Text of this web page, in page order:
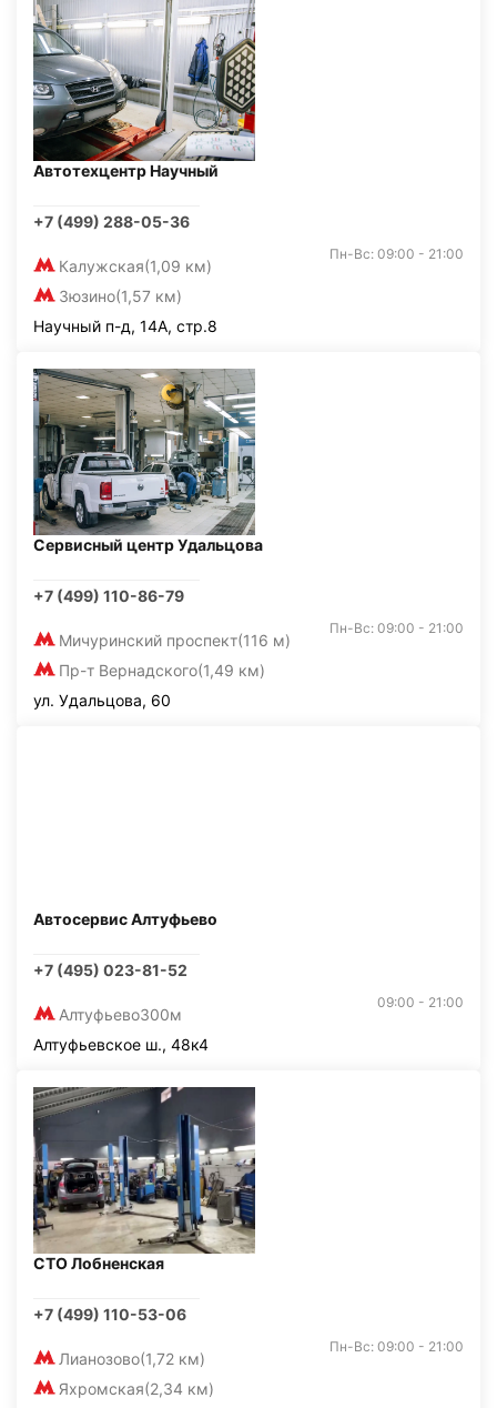
Автотехцентр Научный
+7 (499) 288-05-36
Калужская(1,09 км)
Зюзино(1,57 км)
Пн-Вс: 09:00 - 21:00
Научный п-д, 14А, стр.8
Сервисный центр Удальцова
+7 (499) 110-86-79
Мичуринский проспект(116 м)
Пр-т Вернадского(1,49 км)
Пн-Вс: 09:00 - 21:00
ул. Удальцова, 60
Автосервис Алтуфьево
+7 (495) 023-81-52
Алтуфьево300м
09:00 - 21:00
Алтуфьевское ш., 48к4
СТО Лобненская
+7 (499) 110-53-06
Лианозово(1,72 км)
Яхромская(2,34 км)
Пн-Вс: 09:00 - 21:00